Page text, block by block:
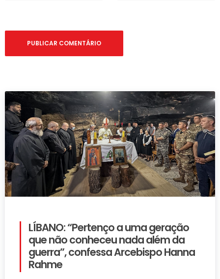
LÍBANO: “Pertenço a uma geração
que não conheceu nada além da
guerra”, confessa Arcebispo Hanna
Rahme